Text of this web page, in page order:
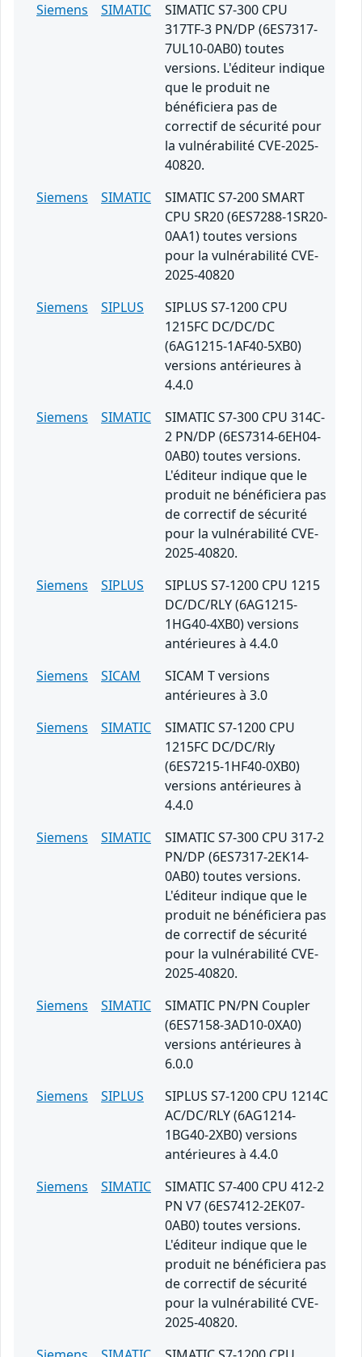
Siemens
SIMATIC
SIMATIC S7-300 CPU
317TF-3 PN/DP (6ES7317-
7UL10-0AB0) toutes
versions. L'éditeur indique
que le produit ne
bénéficiera pas de
correctif de sécurité pour
la vulnérabilité CVE-2025-
40820.
Siemens
SIMATIC
SIMATIC S7-200 SMART
CPU SR20 (6ES7288-1SR20-
0AA1) toutes versions
pour la vulnérabilité CVE-
2025-40820
Siemens
SIPLUS
SIPLUS S7-1200 CPU
1215FC DC/DC/DC
(6AG1215-1AF40-5XB0)
versions antérieures à
4.4.0
Siemens
SIMATIC
SIMATIC S7-300 CPU 314C-
2 PN/DP (6ES7314-6EH04-
0AB0) toutes versions.
L'éditeur indique que le
produit ne bénéficiera pas
de correctif de sécurité
pour la vulnérabilité CVE-
2025-40820.
Siemens
SIPLUS
SIPLUS S7-1200 CPU 1215
DC/DC/RLY (6AG1215-
1HG40-4XB0) versions
antérieures à 4.4.0
Siemens
SICAM
SICAM T versions
antérieures à 3.0
Siemens
SIMATIC
SIMATIC S7-1200 CPU
1215FC DC/DC/Rly
(6ES7215-1HF40-0XB0)
versions antérieures à
4.4.0
Siemens
SIMATIC
SIMATIC S7-300 CPU 317-2
PN/DP (6ES7317-2EK14-
0AB0) toutes versions.
L'éditeur indique que le
produit ne bénéficiera pas
de correctif de sécurité
pour la vulnérabilité CVE-
2025-40820.
Siemens
SIMATIC
SIMATIC PN/PN Coupler
(6ES7158-3AD10-0XA0)
versions antérieures à
6.0.0
Siemens
SIPLUS
SIPLUS S7-1200 CPU 1214C
AC/DC/RLY (6AG1214-
1BG40-2XB0) versions
antérieures à 4.4.0
Siemens
SIMATIC
SIMATIC S7-400 CPU 412-2
PN V7 (6ES7412-2EK07-
0AB0) toutes versions.
L'éditeur indique que le
produit ne bénéficiera pas
de correctif de sécurité
pour la vulnérabilité CVE-
2025-40820.